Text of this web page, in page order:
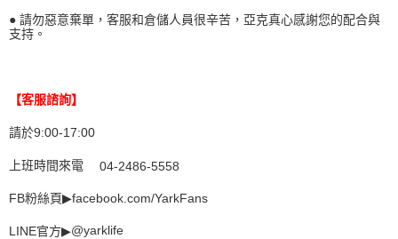
● 請勿惡意棄單，客服和倉儲人員很辛苦，亞克真心感謝您的配合與
支持。
【客服諮詢】
請於9:00-17:00
上班時間來電 04-2486-5558
FB粉絲頁▶facebook.com/YarkFans
LINE官方▶@yarklife